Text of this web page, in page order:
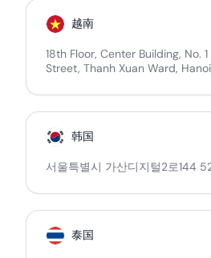
越南
18th Floor, Center Building, No.
Street, Thanh Xuan Ward,
韩国
서울특별시 가산디지털2로144
泰国